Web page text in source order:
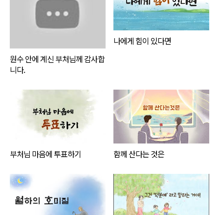
원수 안에 계신 부처님께 감사합
니다.
나에게 힘이 있다면
부처님 마음에 투표하기 함께 산다는 것은